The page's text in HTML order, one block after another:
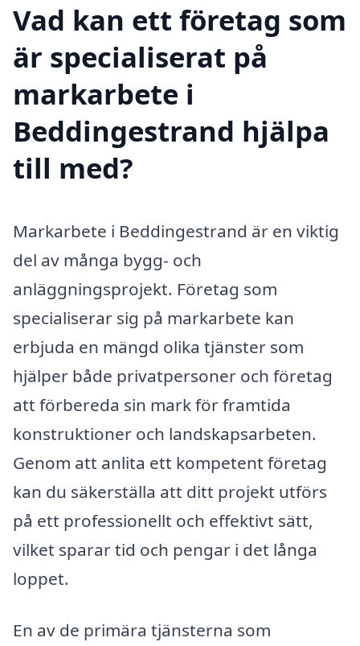
Vad kan ett företag som
är specialiserat på
markarbete i
Beddingestrand hjälpa
till med?
Markarbete i Beddingestrand är en viktig
del av många bygg- och
anläggningsprojekt. Företag som
specialiserar sig på markarbete kan
erbjuda en mängd olika tjänster som
hjälper både privatpersoner och företag
att förbereda sin mark för framtida
konstruktioner och landskapsarbeten.
Genom att anlita ett kompetent företag
kan du säkerställa att ditt projekt utförs
på ett professionellt och effektivt sätt,
vilket sparar tid och pengar i det långa
loppet.
En av de primära tjänsterna som